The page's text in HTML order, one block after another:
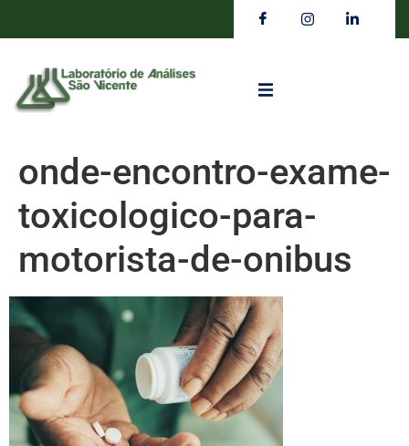
onde-encontro-exame-
toxicologico-para-
motorista-de-onibus